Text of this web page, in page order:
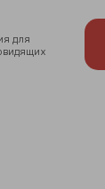
для